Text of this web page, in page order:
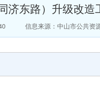
结果公示
中标公告
拍卖公告
济东路）升级改造
信息来源：中山市公共资